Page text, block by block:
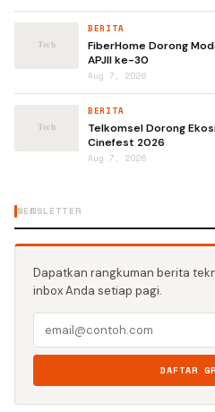
BERITA
FiberHome Dorong
APJII ke-30
Aug 7, 2026
BERITA
Telkomsel Dorong
Cinefest 2026
Aug 7, 2026
NEWSLETTER
Dapatkan rangkuman berita
inbox Anda setiap pagi.
DAFTAR